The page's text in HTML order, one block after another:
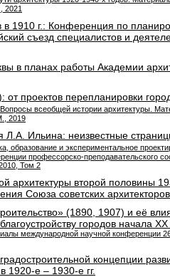
2021
1910 г.: Конференция по
съезд специалистов и
в планах работы Академии
проектов перепланировки
всеобщей истории архитектуры.
2019
Ильина: неизвестные
образование и экспериментальное
профессорско-преподавательского
Том 2
архитектуры второй половины
Союза советских
(1890, 1907) и её
городов начала ХХ
международной научной конференции
концепции
1920-е – 1930-е гг.